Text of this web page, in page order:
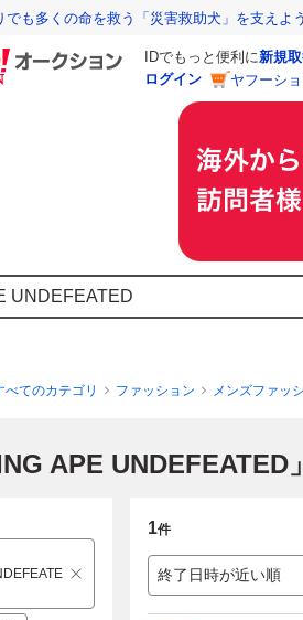
でも多くの命を救う「災害救助犬」を支えよう
IDでもっと便利に新規
ログイン
ヤフーシ
べてのカテゴリ ファッション メンズファッ
APE UNDEFEATED」
1件
終了日時が近い順